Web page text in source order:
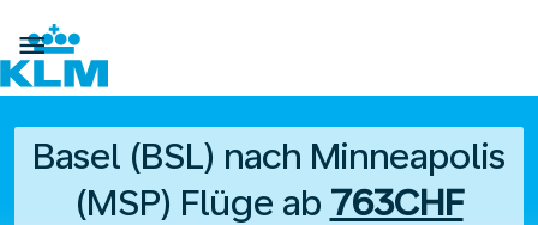

Basel (BSL) nach Minneapolis
(MSP) Flüge ab 763CHF